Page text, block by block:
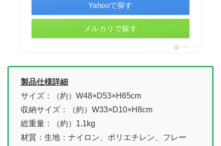
Yahooで探す
メルカリで探す
ポチップ
製品仕様詳細
サイズ：（約）W48×D53×H65cm
収納サイズ：（約）W33×D10×H8cm
総重量：（約）1.1kg
材質：生地：ナイロン、ポリエチレン、フレー